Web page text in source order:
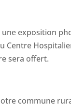
une exposition
Centre
sera offert.
commune